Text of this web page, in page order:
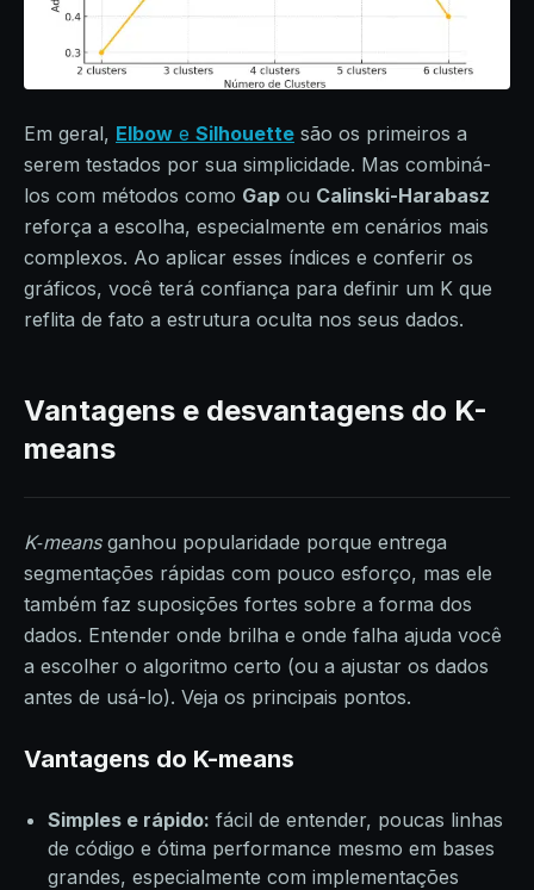
Em geral, Elbow e Silhouette são os primeiros a
serem testados por sua simplicidade. Mas combiná-
los com métodos como Gap ou Calinski-Harabasz
reforça a escolha, especialmente em cenários mais
complexos. Ao aplicar esses índices e conferir os
gráficos, você terá confiança para definir um K que
reflita de fato a estrutura oculta nos seus dados.
Vantagens e desvantagens do K-
means
K‑meansganhou popularidade porque entrega
segmentações rápidas com pouco esforço, mas ele
também faz suposições fortes sobre a forma dos
dados. Entender onde brilha e onde falha ajuda você
a escolher o algoritmo certo (ou a ajustar os dados
antes de usá-lo). Veja os principais pontos.
Vantagens do K-means
Simples e rápido: fácil de entender, poucas linhas
de código e ótima performance mesmo em bases
grandes, especialmente com implementações